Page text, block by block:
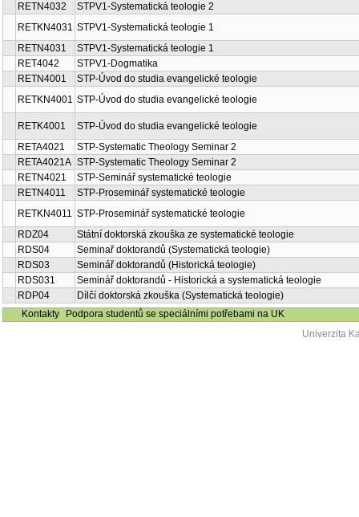
RETN4032
STPV1-Systematická teologie 2
RETKN4031 STPV1-Systematická teologie 1
RETN4031
STPV1-Systematická teologie 1
RET4042
STPV1-Dogmatika
RETN4001
STP-Úvod do studia evangelické teologie
RETKN4001 STP-Úvod do studia evangelické teologie
RETK4001
STP-Úvod do studia evangelické teologie
RETA4021
STP-Systematic Theology Seminar 2
RETA4021A STP-Systematic Theology Seminar 2
RETN4021
STP-Seminář systematické teologie
RETN4011
STP-Proseminář systematické teologie
RETKN4011 STP-Proseminář systematické teologie
RDZ04
Státní doktorská zkouška ze systematické teologie
RDS04
Seminař doktorandů (Systematická teologie)
RDS03
Seminář doktorandů (Historická teologie)
RDS031
Seminář doktorandů - Historická a systematická teologie
RDP04
Dílčí doktorská zkouška (Systematická teologie)
Kontakty
Podpora studentů se speciálními potřebami na UK
Univerzita